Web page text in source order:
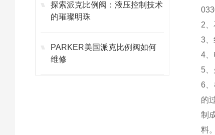
探索派克比例阀：液压控制技术
的璀璨明珠
PARKER美国派克比例阀如何
维修
2
3、
4、
5
6
的
制
料